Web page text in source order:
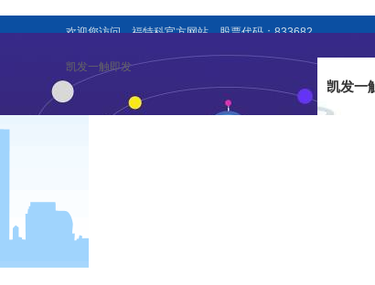
欢迎您访问，福特科官方网站，股票代码：833682
凯发一触即发
凯发一